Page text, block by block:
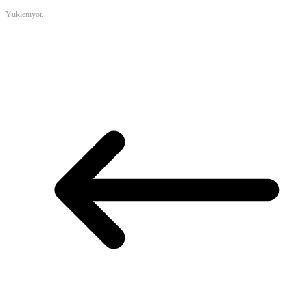
Yükleniyor...